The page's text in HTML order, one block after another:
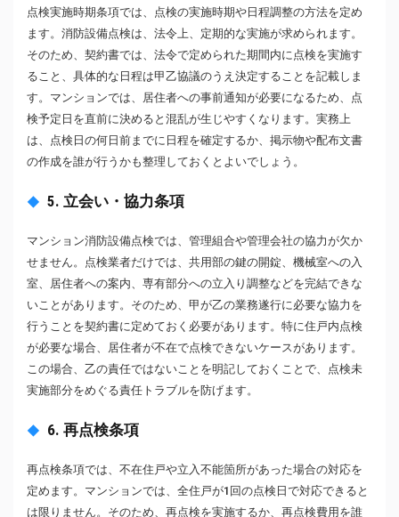
点検実施時期条項では、点検の実施時期や日程調整の方法を定め
ます。消防設備点検は、法令上、定期的な実施が求められます。
そのため、契約書では、法令で定められた期間内に点検を実施す
ること、具体的な日程は甲乙協議のうえ決定することを記載しま
す。マンションでは、居住者への事前通知が必要になるため、点
検予定日を直前に決めると混乱が生じやすくなります。実務上
は、点検日の何日前までに日程を確定するか、掲示物や配布文書
の作成を誰が行うかも整理しておくとよいでしょう。
5. 立会い・協力条項
マンション消防設備点検では、管理組合や管理会社の協力が欠か
せません。点検業者だけでは、共用部の鍵の開錠、機械室への入
室、居住者への案内、専有部分への立入り調整などを完結できな
いことがあります。そのため、甲が乙の業務遂行に必要な協力を
行うことを契約書に定めておく必要があります。特に住戸内点検
が必要な場合、居住者が不在で点検できないケースがあります。
この場合、乙の責任ではないことを明記しておくことで、点検未
実施部分をめぐる責任トラブルを防げます。
6. 再点検条項
再点検条項では、不在住戸や立入不能箇所があった場合の対応を
定めます。マンションでは、全住戸が1回の点検日で対応できると
は限りません。そのため、再点検を実施するか、再点検費用を誰